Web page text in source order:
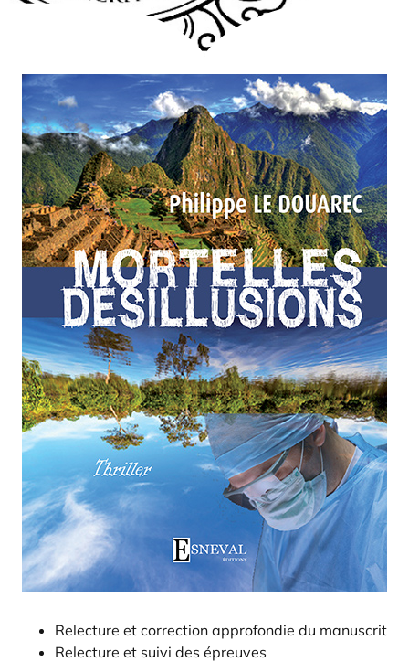
Relecture et correction approfondie du manuscrit
Relecture et suivi des épreuves